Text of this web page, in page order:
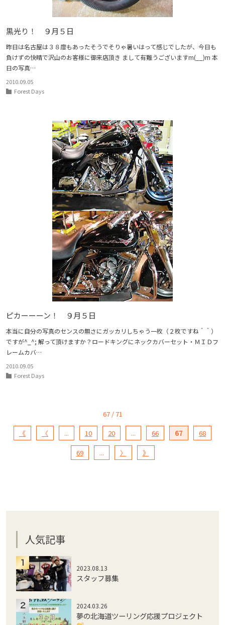
黒光り！ ９月５日
昨日は名古屋は３８度もあったそうでそりゃ暑いはって感じでしたが、今日も
負けずの快晴で沢山のお客様に御来店頂き まして有難うございますm(__)m 本
日の写真…
2010.09.05
Forest Days
ピカーーーン！ ９月５日
本当に自分の写真のセンスの無さにガッカリしちゃう一枚（２枚ですね＾＾）
ですが^_^; 解って頂けますか？ロードキングにネックカバーセット・ＭＩＤフ
レームカバ…
2010.09.05
Forest Days
67 / 71
《
〈 ... 10 20 ... 66 67 68
69 ... 〉 》
人気記事
2023.08.13
スタッフ募集
2024.03.26
夢の北海道ツーリング応援プロジェクト